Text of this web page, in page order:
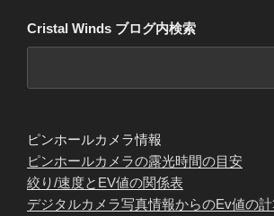
Cristal Winds ブログ内検索
ピンホールカメラ情報
ピンホールカメラの露光時間の目安
絞り/速度とEV値の関係表
デジタルカメラ写真情報からのEv値の